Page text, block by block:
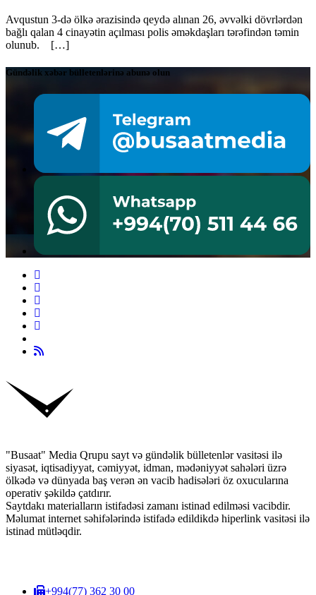
Avqustun 3-də ölkə ərazisində qeydə alınan 26, əvvəlki dövrlərdən
bağlı qalan 4 cinayətin açılması polis əməkdaşları tərəfindən təmin
olunub. […]
Gündəlik xəbər bülletenlərinə abunə olun
"Busaat" Media Qrupu sayt və gündəlik bülletenlər vasitəsi ilə
siyasət, iqtisadiyyat, cəmiyyət, idman, mədəniyyət sahələri üzrə
ölkədə və dünyada baş verən ən vacib hadisələri öz oxucularına
operativ şəkildə çatdırır.
Saytdakı materialların istifadəsi zamanı istinad edilməsi vacibdir.
Məlumat internet səhifələrində istifadə edildikdə hiperlink vasitəsi ilə
istinad mütləqdir.
+994(77) 362 30 00